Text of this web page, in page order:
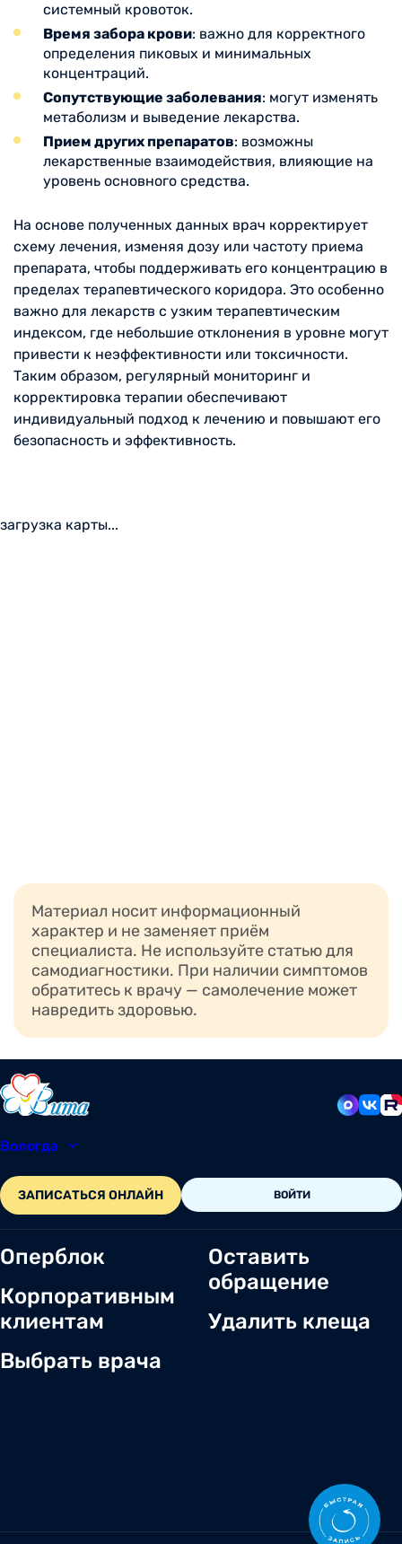
системный кровоток.
Время забора крови: важно для корректного
определения пиковых и минимальных
концентраций.
Сопутствующие заболевания: могут изменять
метаболизм и выведение лекарства.
Прием других препаратов: возможны
лекарственные взаимодействия, влияющие на
уровень основного средства.
На основе полученных данных врач корректирует
схему лечения, изменяя дозу или частоту приема
препарата, чтобы поддерживать его концентрацию в
пределах терапевтического коридора. Это особенно
важно для лекарств с узким терапевтическим
индексом, где небольшие отклонения в уровне могут
привести к неэффективности или токсичности.
Таким образом, регулярный мониторинг и
корректировка терапии обеспечивают
индивидуальный подход к лечению и повышают его
безопасность и эффективность.
загрузка карты...
Материал носит информационный
характер и не заменяет приём
специалиста. Не используйте статью для
самодиагностики. При наличии симптомов
обратитесь к врачу — самолечение может
навредить здоровью.
Вологда
ЗАПИСАТЬСЯ ОНЛАЙН ВОЙТИ
Оперблок
Корпоративным
клиентам
Выбрать врача
Оставить
обращение
Удалить клеща